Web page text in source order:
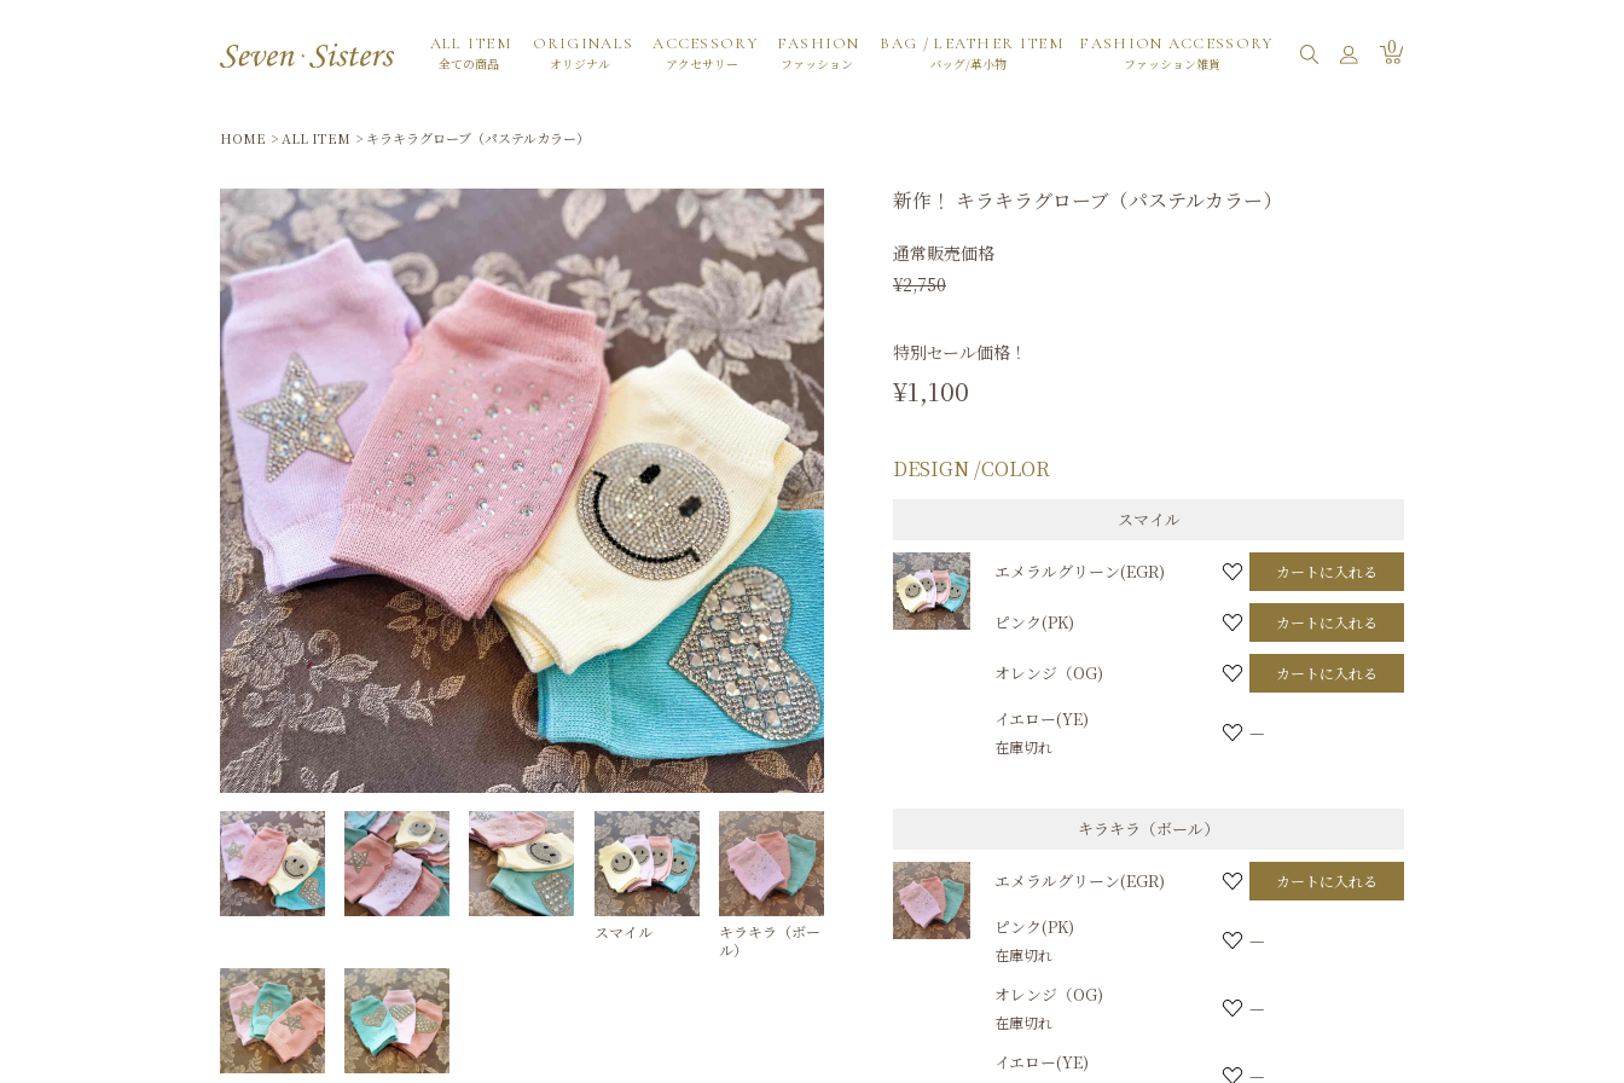
ALL ITEM
全ての商品
ORIGINALS
オリジナル
ACCESSORY
アクセサリー
FASHION
ファッション
BAG / LEATHER ITEM
バッグ/革小物
FASHION ACCESSORY
ファッション雑貨
0
HOME ALL ITEM キラキラグローブ（パステルカラー）
スマイル
キラキラ（ボー
ル）
新作！ キラキラグローブ（パステルカラー）
通常販売価格
¥2,750
特別セール価格！
¥1,100
DESIGN COLOR
スマイル
エメラルグリーン(EGR) カートに入れる
ピンク(PK) カートに入れる
オレンジ（OG) カートに入れる
イエロー(YE)
在庫切れ
—
キラキラ（ボール）
エメラルグリーン(EGR) カートに入れる
ピンク(PK)
在庫切れ
—
オレンジ（OG)
在庫切れ
—
イエロー(YE)
—